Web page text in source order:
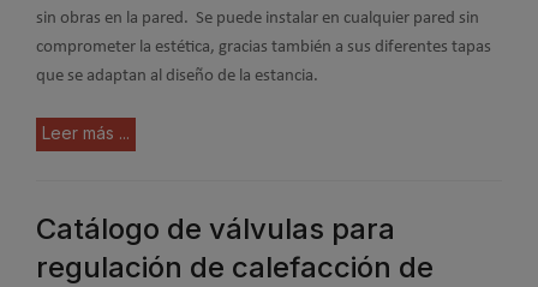
sin obras en la pared. Se puede instalar en cualquier pared sin
comprometer la estética, gracias también a sus diferentes tapas
que se adaptan al diseño de la estancia.
Leer más ...
Catálogo de válvulas para
regulación de calefacción de